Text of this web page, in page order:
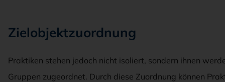
Zielobjektzuordnung
Praktiken stehen jedoch nicht isoliert, sondern ihnen
Gruppen zugeordnet. Durch diese Zuordnung können